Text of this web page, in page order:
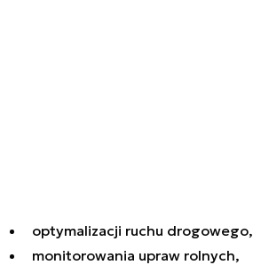
optymalizacji ruchu drogowego,
monitorowania upraw rolnych,